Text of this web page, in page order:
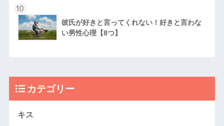
10
彼氏が好きと言ってくれない！好きと言わな
い男性心理【8つ】
カテゴリー
キス